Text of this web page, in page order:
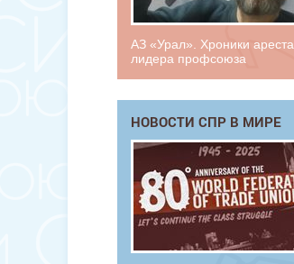
АЗ «Урал». Хроники ареста
лидера профсоюза
НОВОСТИ СПР В МИРЕ